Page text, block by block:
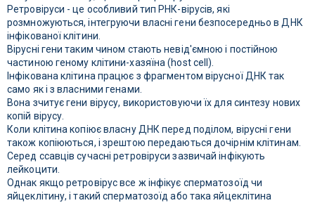
Ретровіруси - це особливий тип РНК-вірусів, які
розмножуються, інтегруючи власні гени безпосередньо в ДНК
інфікованої клітини.
Вірусні гени таким чином стають невід'ємною і постійною
частиною геному клітини-хазяїна (host cell).
Інфікована клітина працює з фрагментом вірусної ДНК так
само як і з власними генами.
Вона зчитує гени вірусу, використовуючи їх для синтезу нових
копій вірусу.
Коли клітина копіює власну ДНК перед поділом, вірусні гени
також копіюються, і зрештою передаються дочірнім клітинам.
Серед ссавців сучасні ретровіруси зазвичай інфікують
лейкоцити.
Однак якщо ретровірус все ж інфікує сперматозоїд чи
яйцеклітину, і такий сперматозоїд або така яйцеклітина